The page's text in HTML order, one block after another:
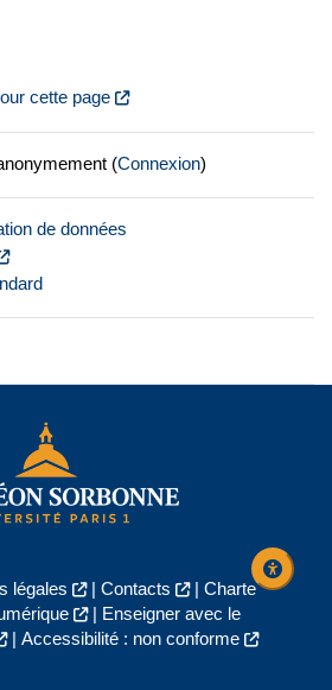
cette page
(Connexion)
de données
légales | Contacts | Charte
|
Enseigner avec le
| Accessibilité : non conforme